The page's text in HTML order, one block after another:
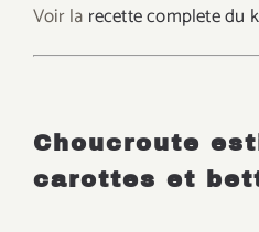
Voir la recette complete du
Choucroute
carottes et